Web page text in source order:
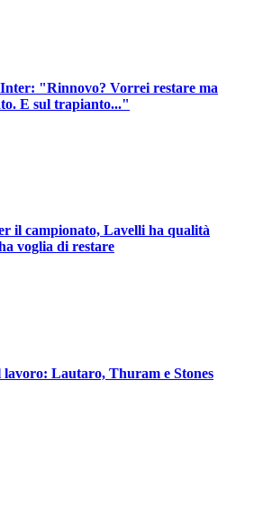
"Rinnovo? Vorrei restare ma
E sul trapianto..."
il campionato, Lavelli ha qualità
voglia di restare
Lautaro, Thuram e Stones